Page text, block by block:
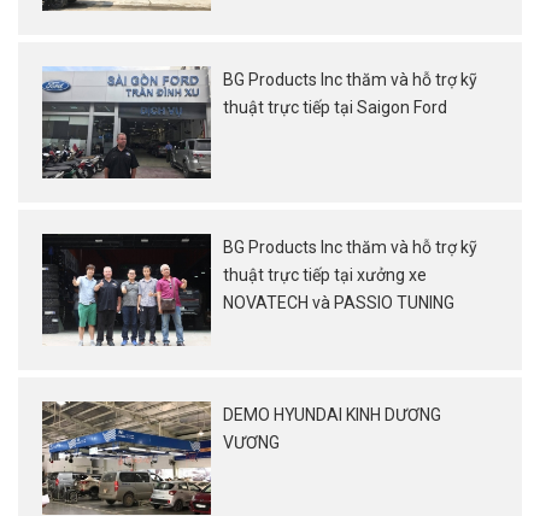
BG Products Inc thăm và hỗ trợ kỹ
thuật trực tiếp tại Saigon Ford
BG Products Inc thăm và hỗ trợ kỹ
thuật trực tiếp tại xưởng xe
NOVATECH và PASSIO TUNING
DEMO HYUNDAI KINH DƯƠNG
VƯƠNG